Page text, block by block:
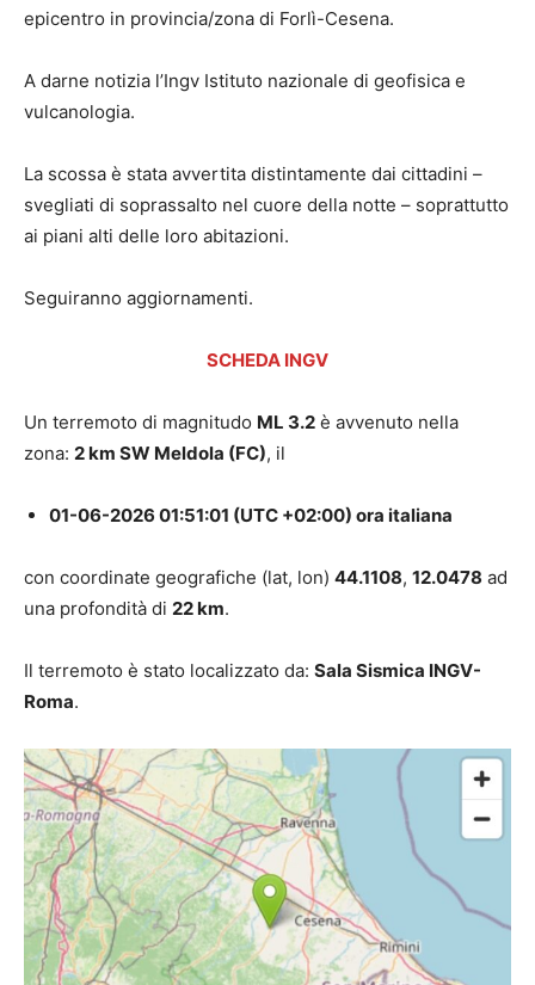
epicentro in provincia/zona di Forlì-Cesena.
A darne notizia l’Ingv Istituto nazionale di geofisica e
vulcanologia.
La scossa è stata avvertita distintamente dai cittadini –
svegliati di soprassalto nel cuore della notte – soprattutto
ai piani alti delle loro abitazioni.
Seguiranno aggiornamenti.
SCHEDA INGV
Un terremoto di magnitudo ML 3.2 è avvenuto nella
zona: 2 km SW Meldola (FC), il
01-06-2026 01:51:01 (UTC +02:00) ora italiana
con coordinate geografiche (lat, lon) 44.1108, 12.0478 ad
una profondità di 22 km.
Il terremoto è stato localizzato da: Sala Sismica INGV-
Roma.